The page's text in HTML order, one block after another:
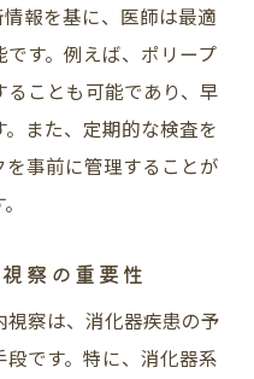
報を基に、医師は最適
す。例えば、ポリープ
ことも可能であり、早
また、定期的な検査を
事前に管理することが
察の重要性
察は、消化器疾患の予
です。特に、消化器系